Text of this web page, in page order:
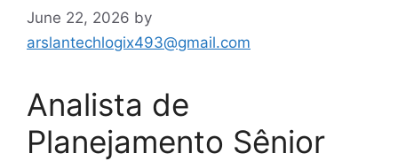
June 22, 2026 by
arslantechlogix493@gmail.com
Analista de
Planejamento Sênior